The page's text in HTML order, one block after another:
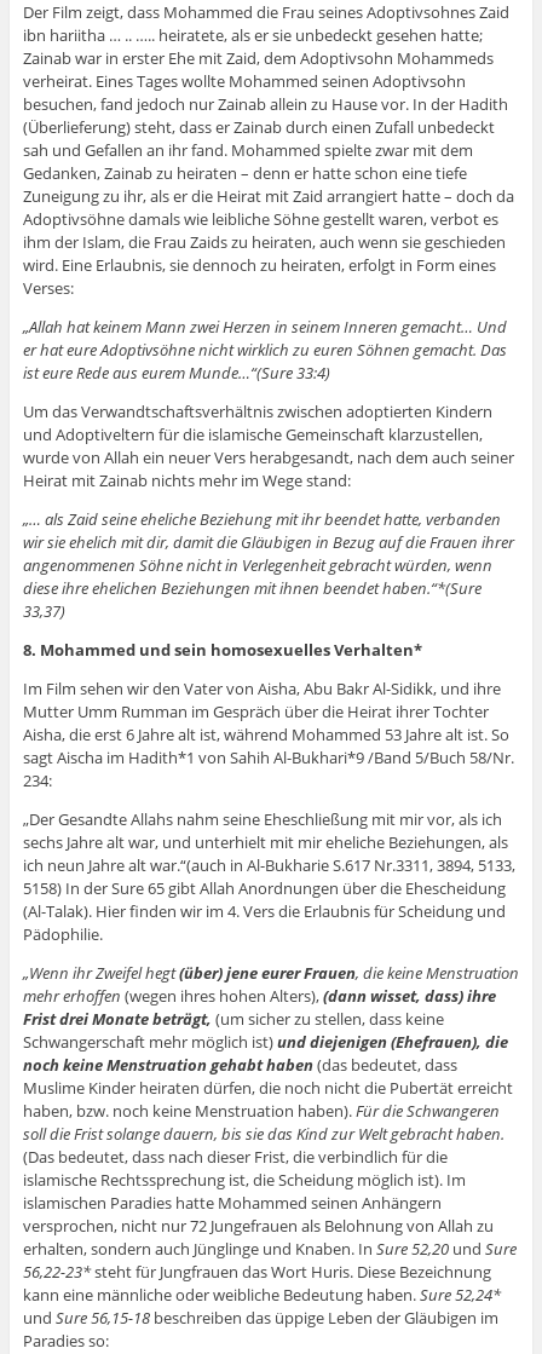
Der Film zeigt, dass Mohammed die Frau seines Adoptivsohnes Zaid
ibn hariitha … .. ….. heiratete, als er sie unbedeckt gesehen hatte;
Zainab war in erster Ehe mit Zaid, dem Adoptivsohn Mohammeds
verheirat. Eines Tages wollte Mohammed seinen Adoptivsohn
besuchen, fand jedoch nur Zainab allein zu Hause vor. In der Hadith
(Überlieferung) steht, dass er Zainab durch einen Zufall unbedeckt
sah und Gefallen an ihr fand. Mohammed spielte zwar mit dem
Gedanken, Zainab zu heiraten – denn er hatte schon eine tiefe
Zuneigung zu ihr, als er die Heirat mit Zaid arrangiert hatte – doch da
Adoptivsöhne damals wie leibliche Söhne gestellt waren, verbot es
ihm der Islam, die Frau Zaids zu heiraten, auch wenn sie geschieden
wird. Eine Erlaubnis, sie dennoch zu heiraten, erfolgt in Form eines
Verses:
„Allah hat keinem Mann zwei Herzen in seinem Inneren gemacht… Und
er hat eure Adoptivsöhne nicht wirklich zu euren Söhnen gemacht. Das
ist eure Rede aus eurem Munde…“(Sure 33:4)
Um das Verwandtschaftsverhältnis zwischen adoptierten Kindern
und Adoptiveltern für die islamische Gemeinschaft klarzustellen,
wurde von Allah ein neuer Vers herabgesandt, nach dem auch seiner
Heirat mit Zainab nichts mehr im Wege stand:
„… als Zaid seine eheliche Beziehung mit ihr beendet hatte, verbanden
wir sie ehelich mit dir, damit die Gläubigen in Bezug auf die Frauen ihrer
angenommenen Söhne nicht in Verlegenheit gebracht würden, wenn
diese ihre ehelichen Beziehungen mit ihnen beendet haben.“*(Sure
33,37)
8. Mohammed und sein homosexuelles Verhalten*
Im Film sehen wir den Vater von Aisha, Abu Bakr Al-Sidikk, und ihre
Mutter Umm Rumman im Gespräch über die Heirat ihrer Tochter
Aisha, die erst 6 Jahre alt ist, während Mohammed 53 Jahre alt ist. So
sagt Aischa im Hadith*1 von Sahih Al-Bukhari*9 /Band 5/Buch 58/Nr.
234:
„Der Gesandte Allahs nahm seine Eheschließung mit mir vor, als ich
sechs Jahre alt war, und unterhielt mit mir eheliche Beziehungen, als
ich neun Jahre alt war.“(auch in Al-Bukharie S.617 Nr.3311, 3894, 5133,
5158) In der Sure 65 gibt Allah Anordnungen über die Ehescheidung
(Al-Talak). Hier finden wir im 4. Vers die Erlaubnis für Scheidung und
Pädophilie.
„Wenn ihr Zweifel hegt(über) jene eurer Frauen, die keine Menstruation
mehr erhoffen (wegen ihres hohen Alters),(dann wisset, dass) ihre
Frist drei Monate beträgt, (um sicher zu stellen, dass keine
Schwangerschaft mehr möglich ist)und diejenigen (Ehefrauen), die
noch keine Menstruation gehabt haben (das bedeutet, dass
Muslime Kinder heiraten dürfen, die noch nicht die Pubertät erreicht
haben, bzw. noch keine Menstruation haben).Für die Schwangeren
soll die Frist solange dauern, bis sie das Kind zur Welt gebracht haben.
(Das bedeutet, dass nach dieser Frist, die verbindlich für die
islamische Rechtssprechung ist, die Scheidung möglich ist). Im
islamischen Paradies hatte Mohammed seinen Anhängern
versprochen, nicht nur 72 Jungefrauen als Belohnung von Allah zu
erhalten, sondern auch Jünglinge und Knaben. In Sure 52,20 und Sure
56,22-23*steht für Jungfrauen das Wort Huris. Diese Bezeichnung
kann eine männliche oder weibliche Bedeutung haben.Sure 52,24*
und Sure 56,15-18 beschreiben das üppige Leben der Gläubigen im
Paradies so: